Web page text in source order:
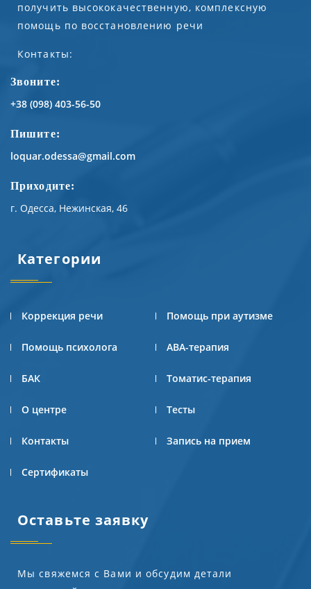
получить высококачественную, комплексную
помощь по восстановлению речи
Контакты:
Звоните:
+38 (098) 403-56-50
Пишите:
loquar.odessa@gmail.com
Приходите:
г. Одесса, Нежинская, 46
Категории
Коррекция речи Помощь при аутизме
Помощь психолога АВА-терапия
БАК Томатис-терапия
О центре Тесты
Контакты Запись на прием
Сертификаты
Оставьте заявку
Мы свяжемся с Вами и обсудим детали